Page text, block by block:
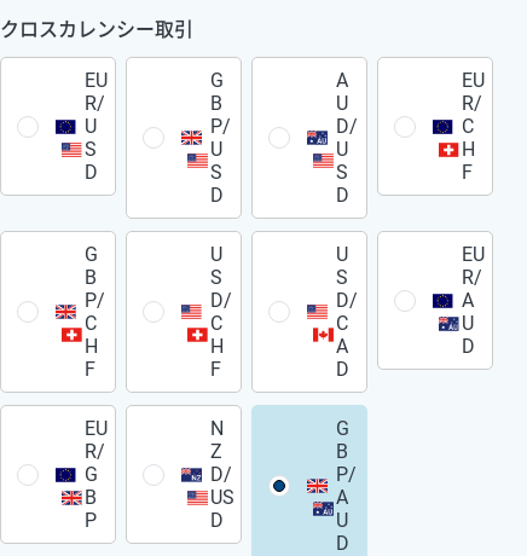
クロスカレンシー取引
EU
R/
U
S
D
G
B
P/
U
S
D
A
U
D/
U
S
D
EU
R/
C
H
F
G
B
P/
C
H
F
U
S
D/
C
H
F
U
S
D/
C
A
D
EU
R/
A
U
D
EU
R/
G
B
P
N
Z
D/
US
D
G
B
P/
A
U
D